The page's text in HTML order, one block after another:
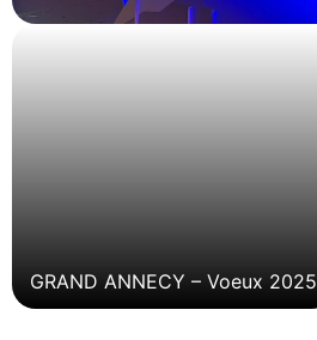
GRAND ANNECY – Voeux 2025